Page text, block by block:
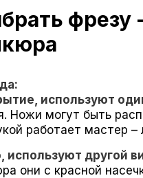
используют
Ножи могут быть
работает мастер –
другой
они с красной